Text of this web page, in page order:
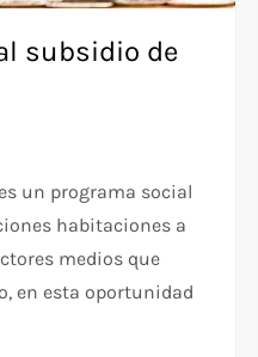
subsidio de
un programa social
habitaciones a
medios que
en esta oportunidad